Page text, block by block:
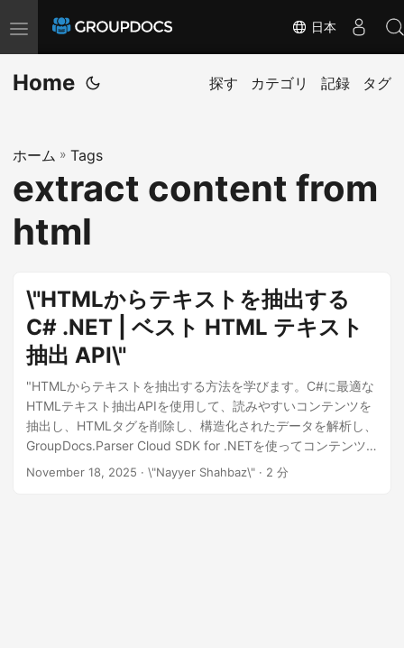
T
o
g
e
n
a
v
日本
Home 探す カテゴリ 記録 タグ
ホーム » Tags
extract content from
html
\"HTMLからテキストを抽出する
C# .NET | ベスト HTML テキスト
抽出 API\"
"HTMLからテキストを抽出する方法を学びます。C#に最適な
HTMLテキスト抽出APIを使用して、読みやすいコンテンツを
抽出し、HTMLタグを削除し、構造化されたデータを解析し、
GroupDocs.Parser Cloud SDK for .NETを使ってコンテンツ
処理を自動化します。"
November 18, 2025 · \"Nayyer Shahbaz\" · 2 分